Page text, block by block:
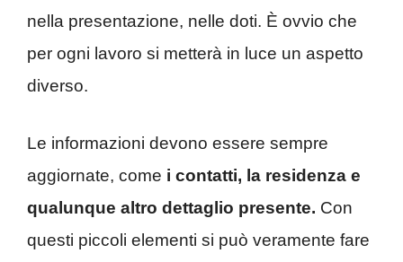
nella presentazione, nelle doti. È ovvio che
per ogni lavoro si metterà in luce un aspetto
diverso.
Le informazioni devono essere sempre
aggiornate, come i contatti, la residenza e
qualunque altro dettaglio presente. Con
questi piccoli elementi si può veramente fare